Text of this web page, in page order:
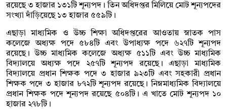
রয়েছে ৩ হাজার ১৩১টি শূন্যপদ। তিন অধিদপ্তর মিলিয়ে মোট শূন্যপদের
সংখ্যা দাঁড়িয়েছে ১৩ হাজার ৫৫৯টি।
এছাড়া মাধ্যমিক ও উচ্চ শিক্ষা অধিদপ্তরের আওতায় স্নাতক পাস
কলেজে অধ্যক্ষ পদে ৫৮৪টি এবং উপাধ্যক্ষ পদে ৬২৭টি শূন্যপদ
রয়েছে। উচ্চ মাধ্যমিক কলেজে অধ্যক্ষ ৫১১টি এবং উচ্চ মাধ্যমিক
বিদ্যালয়ে অধ্যক্ষ পদে ২৫৭টি শূন্যপদ রয়েছে। এছাড়া মাধ্যমিক
বিদ্যালয়ে প্রধান শিক্ষক পদে ৩ হাজার ৯২৩টি এবং সহকারী প্রধান
শিক্ষক পদে ৩ হাজার ৮৭২টি শূন্যপদ রয়েছে। নিম্নমাধ্যমিক বিদ্যালয়ে
প্রধান শিক্ষক পদে শূন্যপদ রয়েছে ৫০৪টি। এ খাতে মোট শূন্যপদ ১০
হাজার ২৭৮টি।